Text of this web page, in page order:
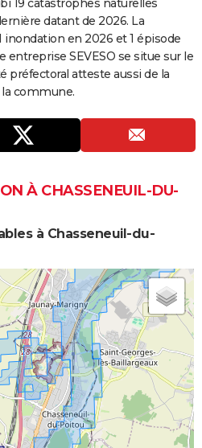
19 catastrophes naturelles
datant de 2026. La
inondation en 2026 et 1 épisode
entreprise SEVESO se situe sur le
préfectoral atteste aussi de la
commune.
À CHASSENEUIL-DU-
à Chasseneuil-du-